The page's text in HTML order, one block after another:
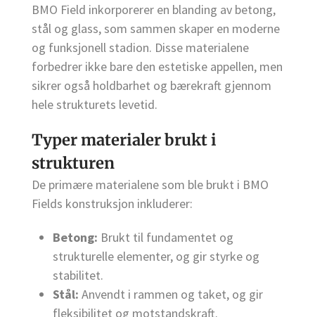
BMO Field inkorporerer en blanding av betong,
stål og glass, som sammen skaper en moderne
og funksjonell stadion. Disse materialene
forbedrer ikke bare den estetiske appellen, men
sikrer også holdbarhet og bærekraft gjennom
hele strukturets levetid.
Typer materialer brukt i
strukturen
De primære materialene som ble brukt i BMO
Fields konstruksjon inkluderer:
Betong: Brukt til fundamentet og
strukturelle elementer, og gir styrke og
stabilitet.
Stål: Anvendt i rammen og taket, og gir
fleksibilitet og motstandskraft.